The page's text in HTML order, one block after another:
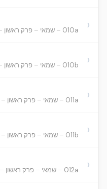
010a – שמאי – פרק ראשון – נדה, דף י ע”א ›
010b – שמאי – פרק ראשון – נדה, דף י ע”ב ›
011a – שמאי – פרק ראשון – נדה, דף יא ע”א ›
011b – שמאי – פרק ראשון – נדה, דף יא ע”ב ›
012a – שמאי – פרק ראשון – נדה, דף יב ע”א ›